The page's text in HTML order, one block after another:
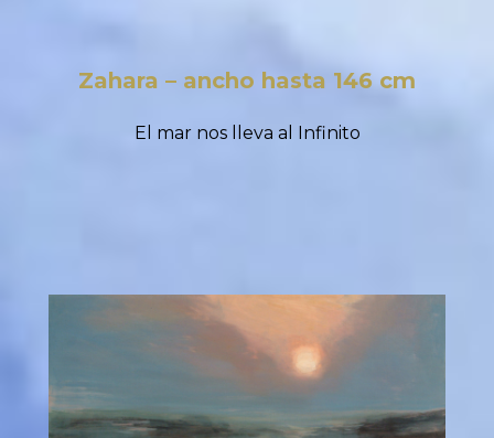
Zahara – ancho hasta 146 cm
El mar nos lleva al Infinito